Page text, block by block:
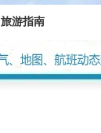
旅游指南